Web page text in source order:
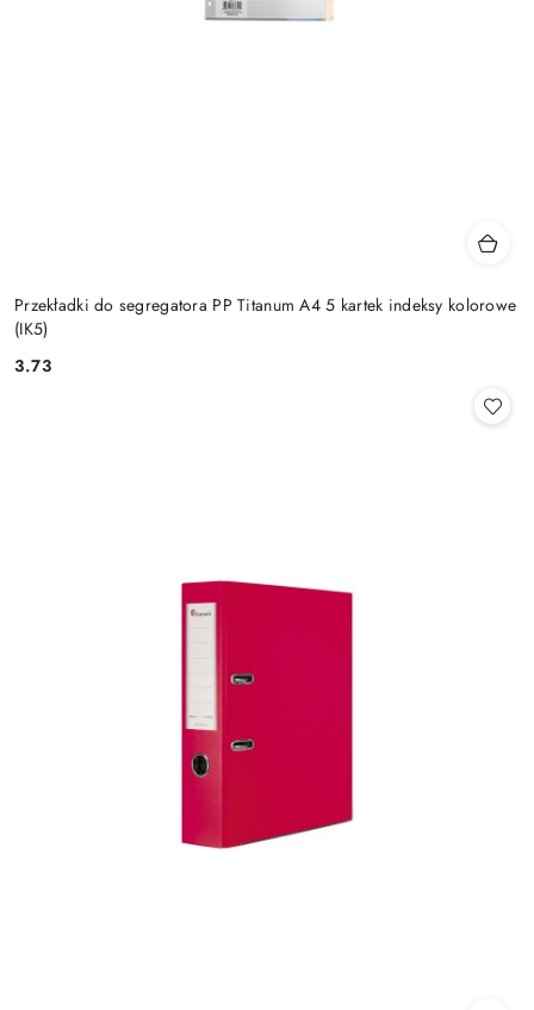
Przekładki do segregatora PP Titanum A4 5 kartek indeksy kolorowe
(IK5)
Cena:
3.73